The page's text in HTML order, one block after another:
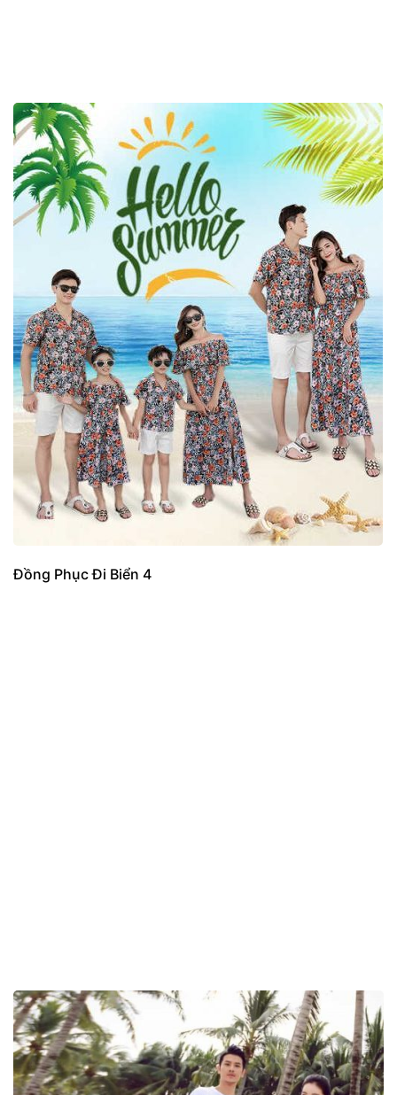
Đồng Phục Đi Biển 4